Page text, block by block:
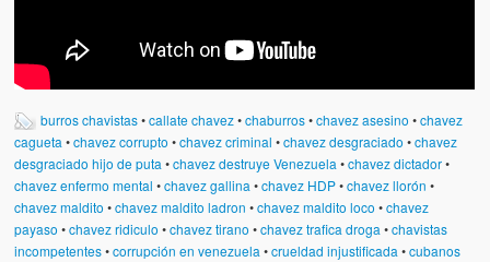
Versos
Cuentos
Videos
Chistes
burros chavistas•callate chavez•chaburros•chavez asesino •chavez
cagueta •chavez corrupto •chavez criminal •chavez desgraciado •chavez
desgraciado hijo de puta •chavez destruye Venezuela •chavez dictador•
chavez enfermo mental •chavez gallina •chavez HDP•chavez llorón •
chavez maldito •chavez maldito ladron •chavez maldito loco •chavez
payaso •chavez ridiculo •chavez tirano •chavez trafica droga •chavistas
incompetentes•corrupción en venezuela •crueldad injustificada •cubanos